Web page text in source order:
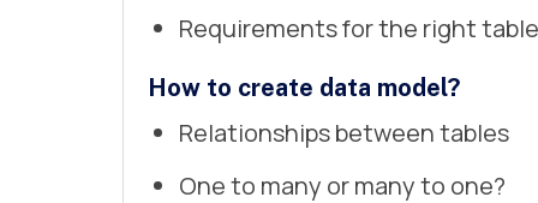
Requirements for the right table
How to create data model?
Relationships between tables
One to many or many to one?